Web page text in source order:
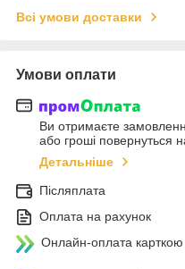
Всі умови доставки
Умови оплати
Ви отримаєте
або гроші повернуться
Детальніше
Післяплата
Оплата на рахунок
Онлайн-оплата